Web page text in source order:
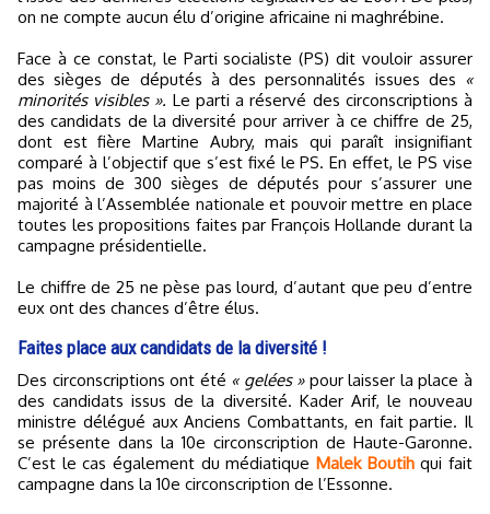
on ne compte aucun élu d’origine africaine ni maghrébine.
Face à ce constat, le Parti socialiste (PS) dit vouloir assurer
des sièges de députés à des personnalités issues des «
minorités visibles ». Le parti a réservé des circonscriptions à
des candidats de la diversité pour arriver à ce chiffre de 25,
dont est fière Martine Aubry, mais qui paraît insignifiant
comparé à l’objectif que s’est fixé le PS. En effet, le PS vise
pas moins de 300 sièges de députés pour s’assurer une
majorité à l’Assemblée nationale et pouvoir mettre en place
toutes les propositions faites par François Hollande durant la
campagne présidentielle.
Le chiffre de 25 ne pèse pas lourd, d’autant que peu d’entre
eux ont des chances d’être élus.
Faites place aux candidats de la diversité !
Des circonscriptions ont été « gelées »pour laisser la place à
des candidats issus de la diversité. Kader Arif, le nouveau
ministre délégué aux Anciens Combattants, en fait partie. Il
se présente dans la 10e circonscription de Haute-Garonne.
C’est le cas également du médiatique Malek Boutihqui fait
campagne dans la 10e circonscription de l’Essonne.